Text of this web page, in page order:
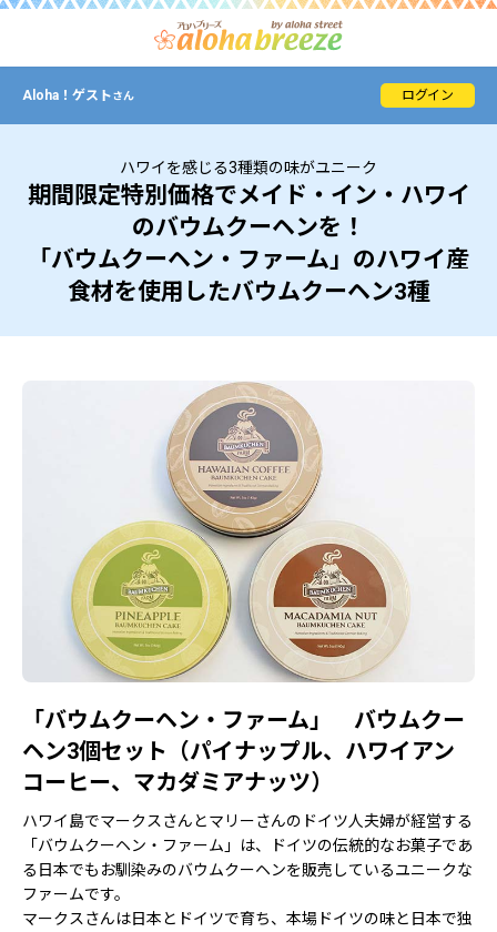
Aloha！ ゲストさん ログイン
ハワイを感じる3種類の味がユニーク
期間限定特別価格でメイド・イン・ハワイ
のバウムクーヘンを！
「バウムクーヘン・ファーム」のハワイ産
食材を使用したバウムクーヘン3種
「バウムクーヘン・ファーム」 バウムクー
ヘン3個セット（パイナップル、ハワイアン
コーヒー、マカダミアナッツ）
ハワイ島でマークスさんとマリーさんのドイツ人夫婦が経営する
「バウムクーヘン・ファーム」は、ドイツの伝統的なお菓子であ
る日本でもお馴染みのバウムクーヘンを販売しているユニークな
ファームです。
マークスさんは日本とドイツで育ち、本場ドイツの味と日本で独